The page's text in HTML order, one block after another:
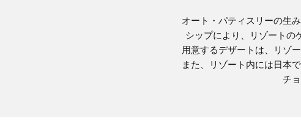
オート・パティスリーの生
シップにより、リゾート
用意するデザートは、リゾ
また、リゾート内には日本
チ